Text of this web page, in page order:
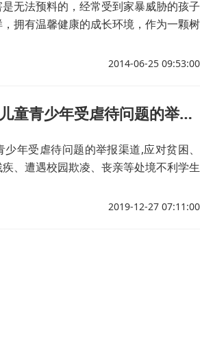
无法预料的，经常受到家暴威胁的孩子
拥有温馨健康的成长环境，作为一颗树
成哪些不良的影响呢，下面一起来看看。
2014-06-25 09:53:00
官方：建立完善儿童青少年受虐待问题的举报渠道
年受虐待问题的举报渠道,应对贫困、
、遭遇校园欺凌、丧亲等处境不利学生
或依托校医等人员开展学生心理健康服
2019-12-27 07:11:00